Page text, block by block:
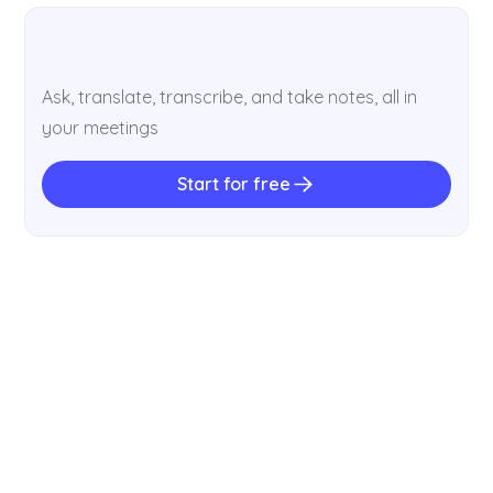
Ask, translate, transcribe, and take notes, all in
your meetings
Start for free